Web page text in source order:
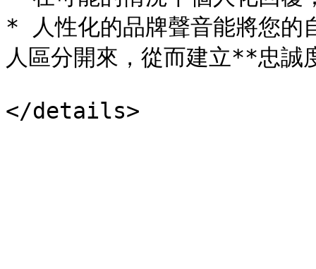
* 人性化的品牌聲音能將您
人區分開來，從而建立**忠誠